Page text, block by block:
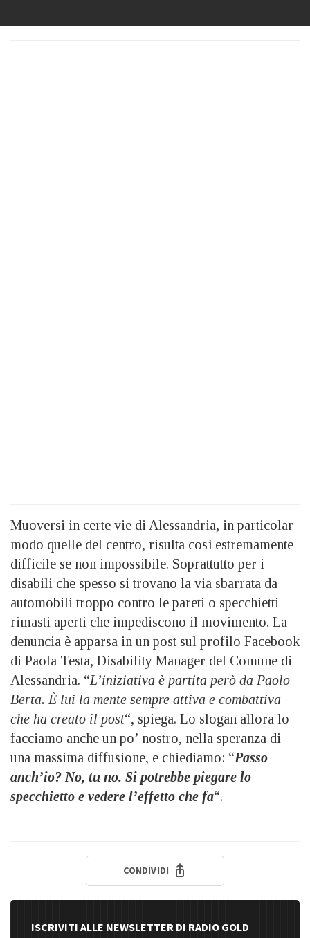
Muoversi in certe vie di Alessandria, in particolar
modo quelle del centro, risulta così estremamente
difficile se non impossibile. Soprattutto per i
disabili che spesso si trovano la via sbarrata da
automobili troppo contro le pareti o specchietti
rimasti aperti che impediscono il movimento. La
denuncia è apparsa in un post sul profilo Facebook
di Paola Testa, Disability Manager del Comune di
Alessandria. “L’iniziativa è partita però da Paolo
Berta. È lui la mente sempre attiva e combattiva
che ha creato il post“, spiega. Lo slogan allora lo
facciamo anche un po’ nostro, nella speranza di
una massima diffusione, e chiediamo: “Passo
anch’io? No, tu no. Si potrebbe piegare lo
specchietto e vedere l’effetto che fa“.
CONDIVIDI
ISCRIVITI ALLE NEWSLETTER DI RADIO GOLD